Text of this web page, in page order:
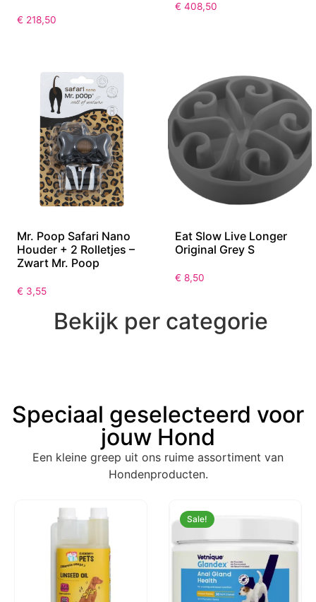
€ 218,50
€ 408,50
Mr. Poop Safari Nano
Houder + 2 Rolletjes –
Zwart Mr. Poop
€ 3,55
Eat Slow Live Longer
Original Grey S
€ 8,50
Bekijk per categorie
Speciaal geselecteerd voor
jouw Hond
Een kleine greep uit ons ruime assortiment van
Hondenproducten.